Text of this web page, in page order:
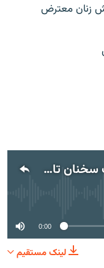
زنان معترض
چرا شماری از زنان افغان مخالف سخنان تازۀ امینه محمد استند؟
No media
0:00
لینک مستقیم